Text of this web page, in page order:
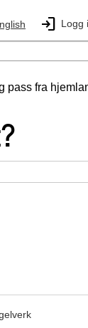
login Logg
pass fra